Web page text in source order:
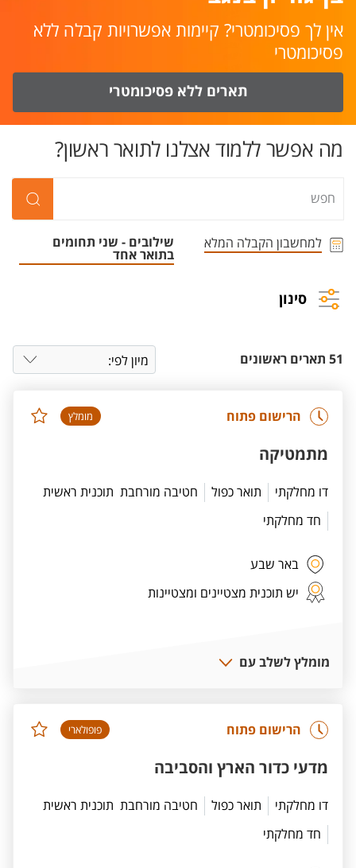
אין לך פסיכומטרי? קיימות אפשרויות קבלה ללא
פסיכומטרי
תארים ללא פסיכומטרי
מה אפשר ללמוד אצלנו לתואר ראשון?
שילובים - שני תחומים
בתואר אחד
למחשבון הקבלה המלא
סינון
51 תארים ראשונים
מומלץ הרישום פתוח
מתמטיקה
דו מחלקתי תואר כפול חטיבה מורחבת תוכנית ראשית
חד מחלקתי
באר שבע
יש תוכנית מצטיינים ומצטיינות
מומלץ לשלב עם
פופולארי הרישום פתוח
מדעי כדור הארץ והסביבה
דו מחלקתי תואר כפול חטיבה מורחבת תוכנית ראשית
חד מחלקתי